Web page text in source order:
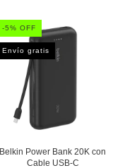
-5% OFF
Envío gratis
Belkin Power Bank 20K con
Cable USB-C